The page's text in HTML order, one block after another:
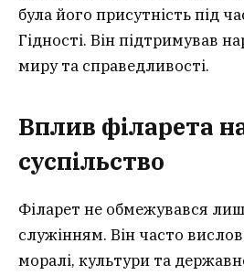
була його присутність під
Гідності. Він підтримував
миру та справедливості.
Вплив філарета
суспільство
Філарет не обмежувався
служінням. Він часто
моралі, культури та